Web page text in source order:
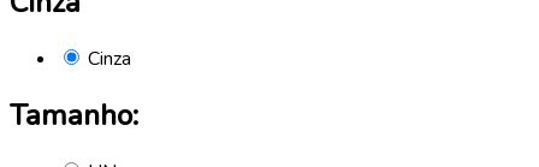
Cinza
Tamanho: